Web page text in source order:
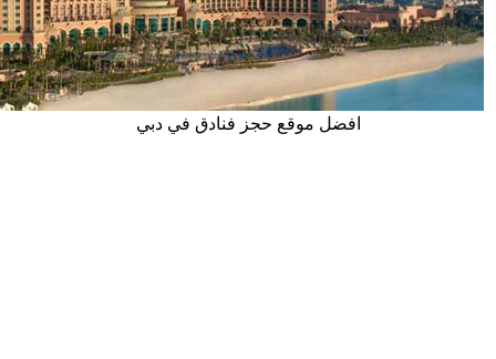
افضل موقع حجز فنادق في دبي